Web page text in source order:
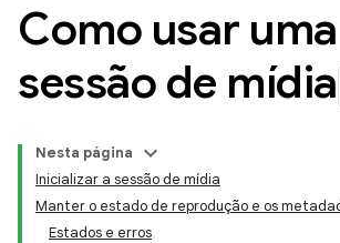
Como usar uma
sessão de mídia
Nesta página
Inicializar a sessão de mídia
Manter o estado de reprodução e os
Estados e erros